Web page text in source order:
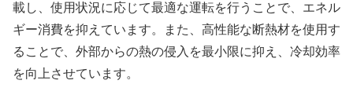
載し、使用状況に応じて最適な運転を行うことで、エネル
ギー消費を抑えています。また、高性能な断熱材を使用す
ることで、外部からの熱の侵入を最小限に抑え、冷却効率
を向上させています。